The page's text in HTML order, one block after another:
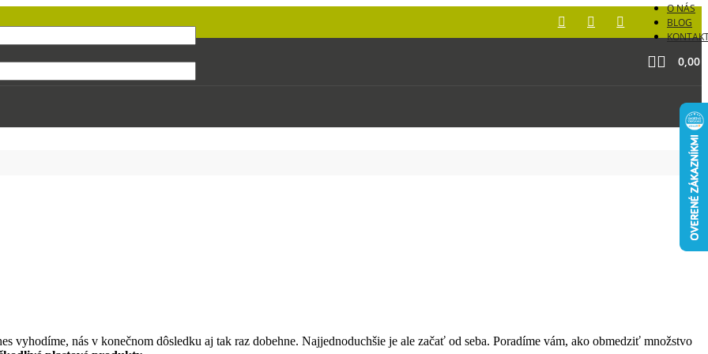
O NÁS
BLOG
0,00
vyhodíme, nás v konečnom dôsledku aj tak raz dobehne. Najjednoduchšie je ale začať od seba. Poradíme vám, ako obmedziť množstvo